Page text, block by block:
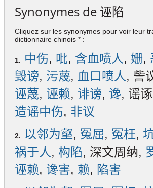
Synonymes de 诬陷
Cliquez sur les synonymes pour voir leur
dictionnaire chinois * :
1. 中伤, 吡, 含血喷人, 姗,
毁谤, 污蔑, 血口喷人, 訾
诬蔑, 诬赖, 诽谤, 谗, 谣
造谣中伤, 非议
2. 以邻为壑, 冤屈, 冤枉,
祸于人, 构陷, 深文周纳,
诬赖, 谗害, 赖, 陷害